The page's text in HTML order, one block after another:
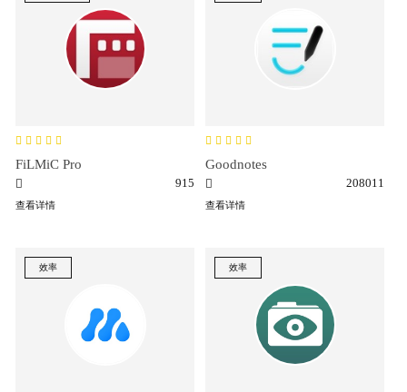
FiLMiC Pro
915
查看详情
Goodnotes
208011
查看详情
效率 效率